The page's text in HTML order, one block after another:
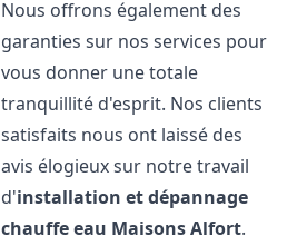
Nous offrons également des
garanties sur nos services pour
vous donner une totale
tranquillité d'esprit. Nos clients
satisfaits nous ont laissé des
avis élogieux sur notre travail
d'installation et dépannage
chauffe eau Maisons Alfort.